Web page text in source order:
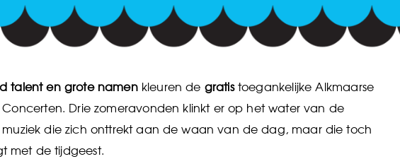
talent en grote namen kleuren de gratistoegankelijke Alkmaarse
Drie zomeravonden klinkt er op het water van de
die zich onttrekt aan de waan van de dag, maar die toch
met de tijdgeest.